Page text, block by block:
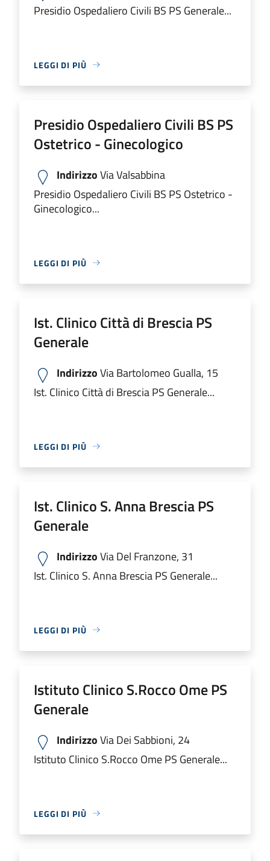
Presidio Ospedaliero Civili BS PS Generale...
LEGGI DI PIÙ
Presidio Ospedaliero Civili BS PS
Ostetrico - Ginecologico
IndirizzoVia Valsabbina
Presidio Ospedaliero Civili BS PS Ostetrico -
Ginecologico...
LEGGI DI PIÙ
Ist. Clinico Città di Brescia PS
Generale
IndirizzoVia Bartolomeo Gualla, 15
Ist. Clinico Città di Brescia PS Generale...
LEGGI DI PIÙ
Ist. Clinico S. Anna Brescia PS
Generale
IndirizzoVia Del Franzone, 31
Ist. Clinico S. Anna Brescia PS Generale...
LEGGI DI PIÙ
Istituto Clinico S.Rocco Ome PS
Generale
IndirizzoVia Dei Sabbioni, 24
Istituto Clinico S.Rocco Ome PS Generale...
LEGGI DI PIÙ